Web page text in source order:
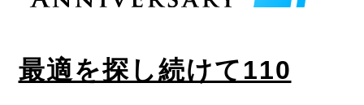
最適を探し続けて110